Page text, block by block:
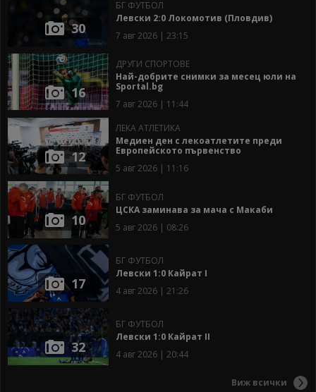
30
БГ ФУТБОЛ
Левски 2:0 Локомотив (Пловдив)
7 авг 2026 | 23:15
16
ДРУГИ СПОРТОВЕ
Най-добрите снимки за месец юли на
Sportal.bg
7 авг 2026 | 11:44
12
ЛЕКА АТЛЕТИКА
Медиен ден с лекоатлетите преди
Европейското първенство
5 авг 2026 | 11:16
10
БГ ФУТБОЛ
ЦСКА заминава за мача с Макаби
5 авг 2026 | 08:26
17
БГ ФУТБОЛ
Левски 1:0 Кайрат I
4 авг 2026 | 21:26
32
БГ ФУТБОЛ
Левски 1:0 Кайрат II
4 авг 2026 | 20:44
Виж всички